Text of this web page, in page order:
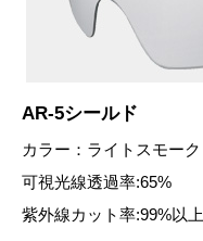
AR-5シールド
カラー：ライトスモーク
可視光線透過率:65%
紫外線カット率:99%以上